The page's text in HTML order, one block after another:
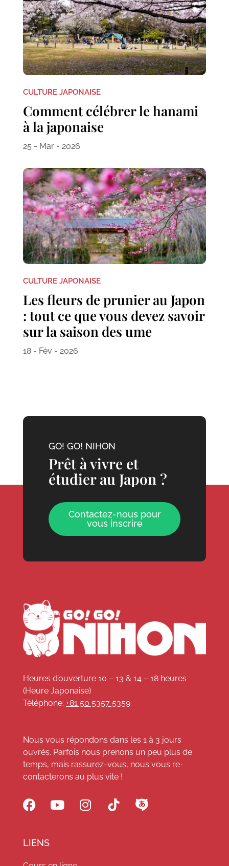
CULTURE JAPONAISE
Comment célébrer le hanami
à la japonaise
25 - Mar - 2026
CULTURE JAPONAISE
Les fleurs de prunier au Japon
: tout ce que vous devez savoir
sur la saison des ume
18 - Fév - 2026
GO! GO! NIHON
Prêt à vivre et
étudier au Japon ?
Contactez-nous pour
vous inscrire
Heures d’ouverture 10 – 13 & 14 – 18 heures
(Heure Japonaise)
Téléphone: +81 50 5357 5359
Nous vous répondons dans les 1 à 3 jours
ouvrés. Parfois nous prenons un peu plus de
temps, mais rassurez-vous, nous vous re-
contacterons au plus vite !
LIENS